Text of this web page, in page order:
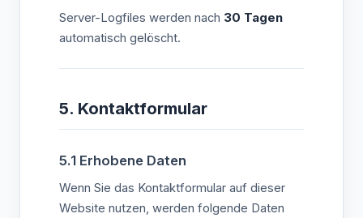
Server-Logfiles werden nach 30 Tagen
automatisch gelöscht.
5. Kontaktformular
5.1 Erhobene Daten
Wenn Sie das Kontaktformular auf dieser
Website nutzen, werden folgende Daten